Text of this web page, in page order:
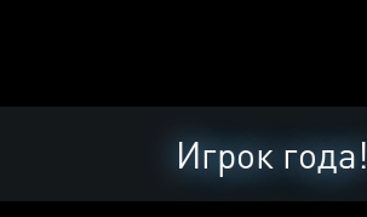
Игрок года!